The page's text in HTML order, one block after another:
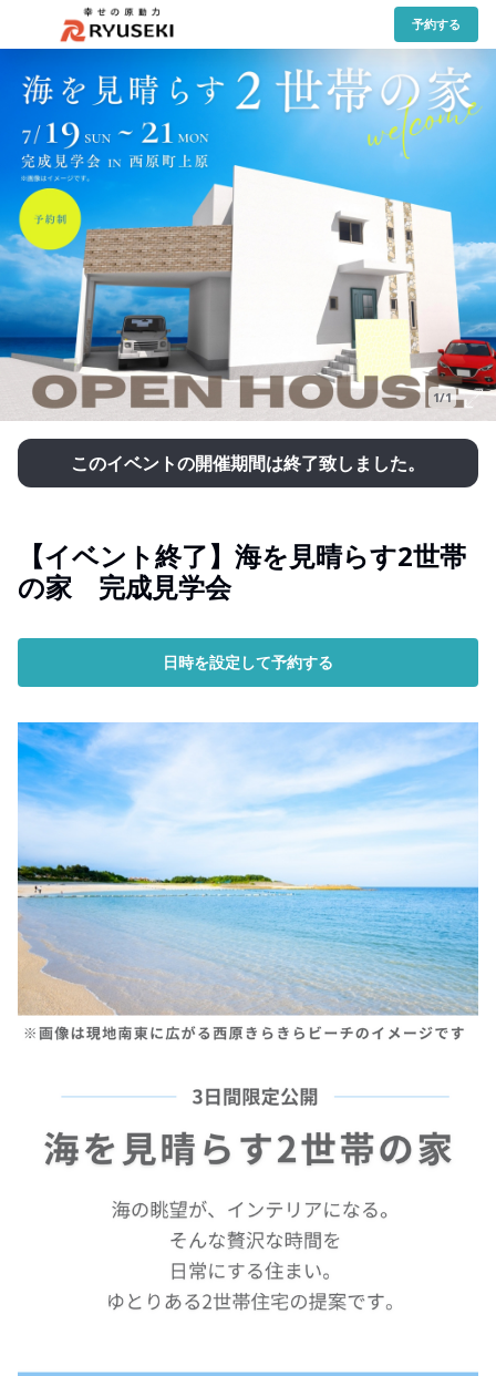
予約する
1/1
このイベントの開催期間は終了致しました。
【イベント終了】海を見晴らす2世帯
の家 完成見学会
日時を設定して予約する